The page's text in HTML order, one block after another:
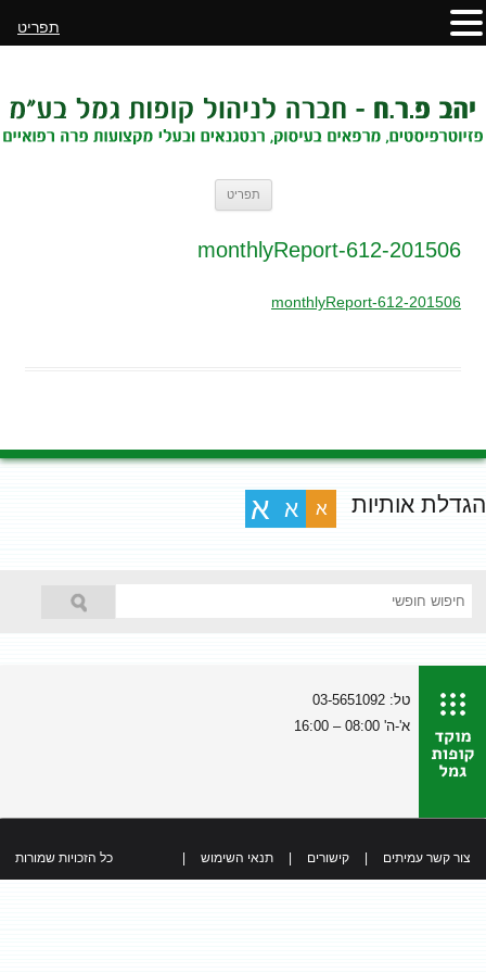
תפריט
201506-monthlyReport-612
201506-monthlyReport-612
הגדלת אותיות א א א
טל: 03-5651092
א'-ה' 08:00 – 16:00
צור קשר עמיתים קישורים תנאי השימוש כל הזכויות שמורות
תפריט